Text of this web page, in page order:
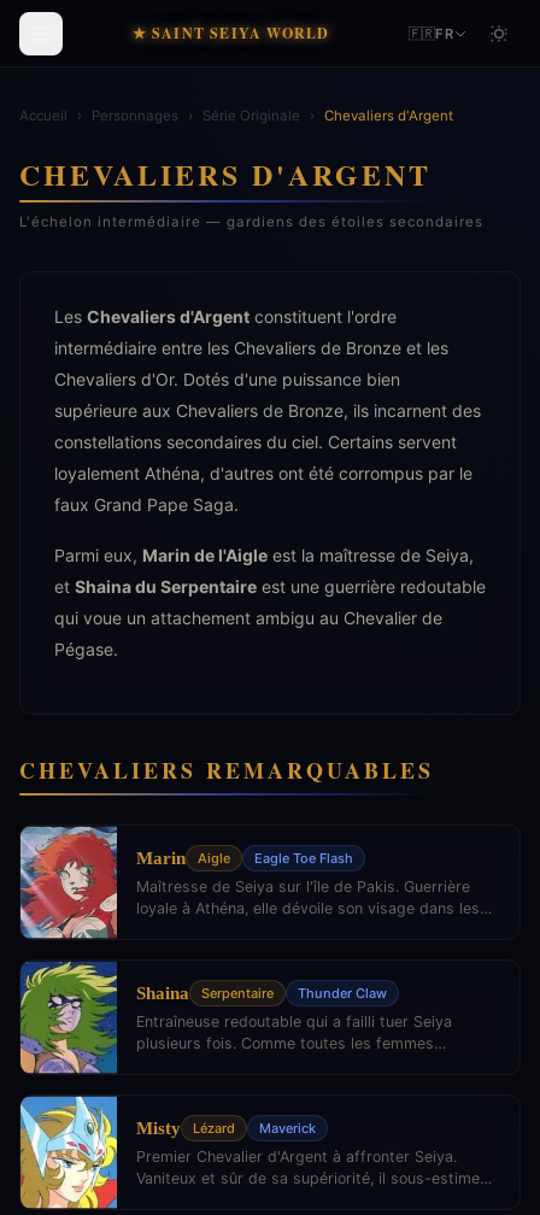
★ SAINT SEIYA WORLD 🇫🇷FR
Accueil › Personnages › Série Originale › Chevaliers d'Argent
CHEVALIERS D'ARGENT
L'échelon intermédiaire — gardiens des étoiles secondaires
Les Chevaliers d'Argent constituent l'ordre
intermédiaire entre les Chevaliers de Bronze et les
Chevaliers d'Or. Dotés d'une puissance bien
supérieure aux Chevaliers de Bronze, ils incarnent des
constellations secondaires du ciel. Certains servent
loyalement Athéna, d'autres ont été corrompus par le
faux Grand Pape Saga.
Parmi eux, Marin de l'Aigle est la maîtresse de Seiya,
et Shaina du Serpentaire est une guerrière redoutable
qui voue un attachement ambigu au Chevalier de
Pégase.
CHEVALIERS REMARQUABLES
Marin Aigle Eagle Toe Flash
Maîtresse de Seiya sur l'île de Pakis. Guerrière
loyale à Athéna, elle dévoile son visage dans les
Shaina Serpentaire Thunder Claw
Entraîneuse redoutable qui a failli tuer Seiya
plusieurs fois. Comme toutes les femmes
Misty Lézard Maverick
Premier Chevalier d'Argent à affronter Seiya.
Vaniteux et sûr de sa supériorité, il sous-estime